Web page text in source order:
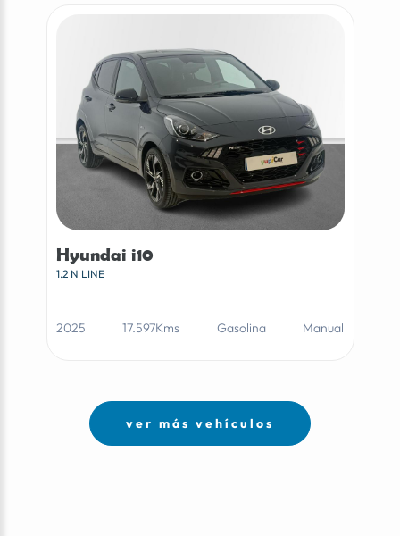
Hyundai i10
1.2 N LINE
2025 17.597Kms Gasolina Manual
ver más vehículos